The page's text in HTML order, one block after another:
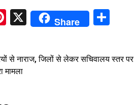
Pinterest
X Share
से नाराज, जिलों से लेकर सचिवालय स्तर पर
मामला